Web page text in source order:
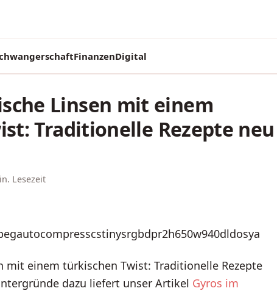
FinanzenDigital
Linsen mit einem
Traditionelle Rezepte neu
Lesezeit
mit einem türkischen Twist: Traditionelle Rezepte
dazu liefert unser Artikel Gyros im